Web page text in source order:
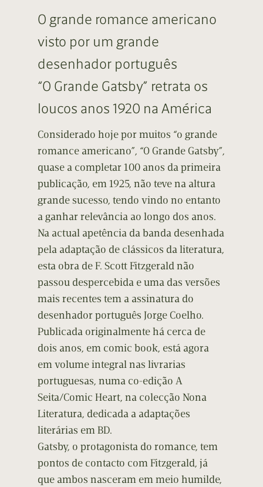
O grande romance americano
visto por um grande
desenhador português
“O Grande Gatsby” retrata os
loucos anos 1920 na América
Considerado hoje por muitos “o grande
romance americano”, “O Grande Gatsby”,
quase a completar 100 anos da primeira
publicação, em 1925, não teve na altura
grande sucesso, tendo vindo no entanto
a ganhar relevância ao longo dos anos.
Na actual apetência da banda desenhada
pela adaptação de clássicos da literatura,
esta obra de F. Scott Fitzgerald não
passou despercebida e uma das versões
mais recentes tem a assinatura do
desenhador português Jorge Coelho.
Publicada originalmente há cerca de
dois anos, em comic book, está agora
em volume integral nas livrarias
portuguesas, numa co-edição A
Seita/Comic Heart, na colecção Nona
Literatura, dedicada a adaptações
literárias em BD.
Gatsby, o protagonista do romance, tem
pontos de contacto com Fitzgerald, já
que ambos nasceram em meio humilde,